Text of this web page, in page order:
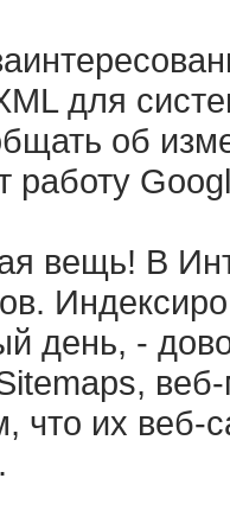
для
об
работу
вещь! В
день, -
что их веб-